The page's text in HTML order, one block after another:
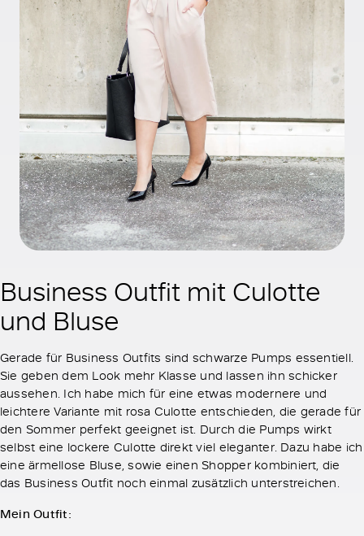
Business Outfit mit Culotte
und Bluse
Gerade für Business Outfits sind schwarze Pumps essentiell.
Sie geben dem Look mehr Klasse und lassen ihn schicker
aussehen. Ich habe mich für eine etwas modernere und
leichtere Variante mit rosa Culotte entschieden, die gerade für
den Sommer perfekt geeignet ist. Durch die Pumps wirkt
selbst eine lockere Culotte direkt viel eleganter. Dazu habe ich
eine ärmellose Bluse, sowie einen Shopper kombiniert, die
das Business Outfit noch einmal zusätzlich unterstreichen.
Mein Outfit: